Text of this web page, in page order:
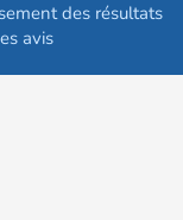
des résultats
avis